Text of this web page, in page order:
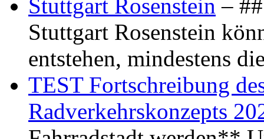
Stuttgart Rosenstein –
Stuttgart Rosenstein
entstehen, mindestens
TEST Fortschreibung
Radverkehrskonzepts